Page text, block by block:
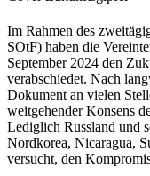
Im Rahmen des
SOtF) haben die
September 2024 den
verabschiedet. Nach
Dokument an vielen
weitgehender Konsens
Lediglich Russland und
Nordkorea, Nicaragua,
versucht, den